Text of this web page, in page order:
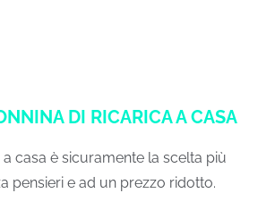
DI RICARICA A CASA
casa è sicuramente la scelta più
pensieri e ad un prezzo ridotto.